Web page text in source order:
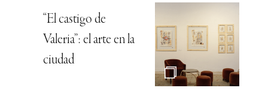
“El castigo de
Valeria”: el arte en la
ciudad